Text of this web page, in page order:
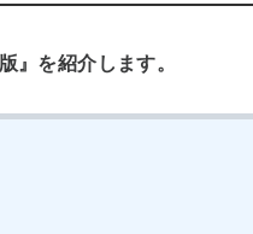
を紹介します。